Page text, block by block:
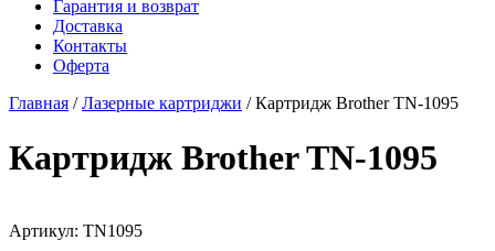
Гарантия и возврат
Доставка
Контакты
Оферта
Главная /Лазерные картриджи / Картридж Brother TN-1095
Картридж Brother TN-1095
Артикул: TN1095